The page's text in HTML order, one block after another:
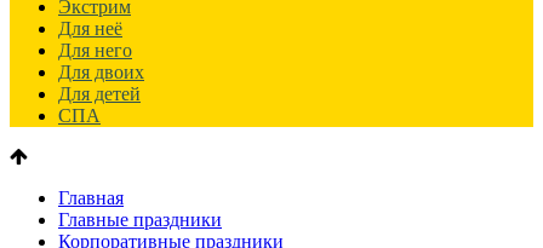
Экстрим
Для неё
Для него
Для двоих
Для детей
СПА
Главная
Главные праздники
Корпоративные праздники